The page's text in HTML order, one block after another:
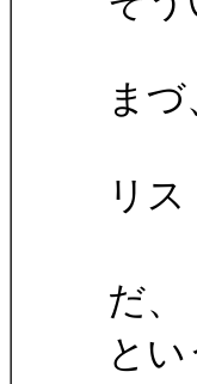
まづ
リス
そ
だ、
と